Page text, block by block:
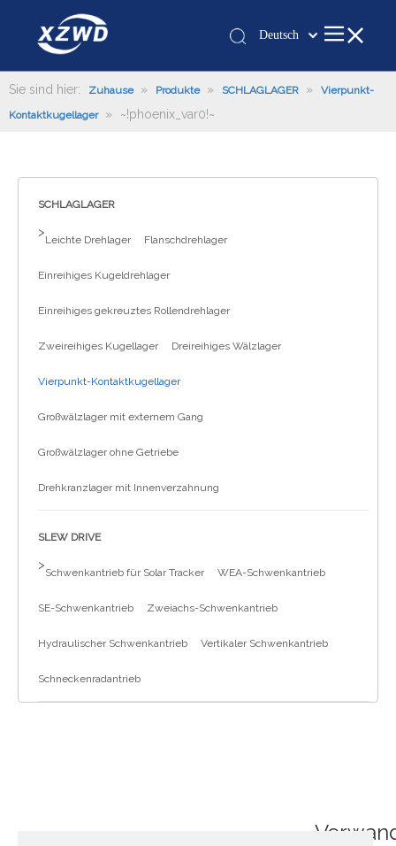
Deutsch
românesc
العربية
Sie sind hier: Zuhause » Produkte » SCHLAGLAGER »
Vierpunkt-
Kontaktkugellager
» ~!phoenix_var0!~
SCHLAGLAGER
>
Leichte Drehlager Flanschdrehlager
Einreihiges Kugeldrehlager
Einreihiges gekreuztes Rollendrehlager
Zweireihiges Kugellager Dreireihiges Wälzlager
Vierpunkt-Kontaktkugellager
Großwälzlager mit externem Gang
Großwälzlager ohne Getriebe
Drehkranzlager mit Innenverzahnung
SLEW DRIVE
>
Schwenkantrieb für Solar Tracker WEA-Schwenkantrieb
SE-Schwenkantrieb Zweiachs-Schwenkantrieb
Hydraulischer Schwenkantrieb Vertikaler Schwenkantrieb
Schneckenradantrieb